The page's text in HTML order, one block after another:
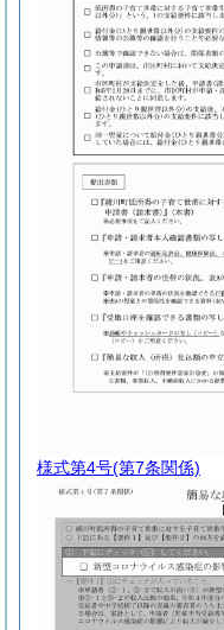
様式第4号(第7条関係)